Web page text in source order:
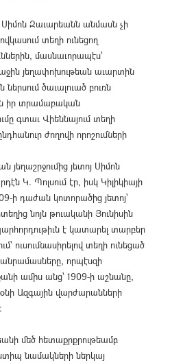
Սիմոն Զաւարեանն անմասն չի
տեղի ունեցող
մասնաւորապէս՝
յեղափոխութեան աւարտին
ներսում ծաւալուած բուռն
իր տրամաբական
գտաւ Վիեննայում տեղի
ժողովի որոշումների
յեղաշրջումից յետոյ Սիմոն
Կ. Պոլսում էր, իսկ Կիլիկիայի
ի դաժան կոտորածից յետոյ՝
նոյն թուականի Յունիսին
է կատարել տարբեր
ուսումնասիրելով տեղի ունեցած
որպէսզի
ամիս անց՝ 1909-ի աշնանը,
Ազգային վարժարանների
մեծ հետաքրքրութեամբ
նամակների ներկայ